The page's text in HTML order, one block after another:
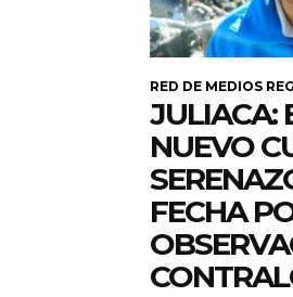
RED DE MEDIOS
JULIACA:
NUEVO
FECHA